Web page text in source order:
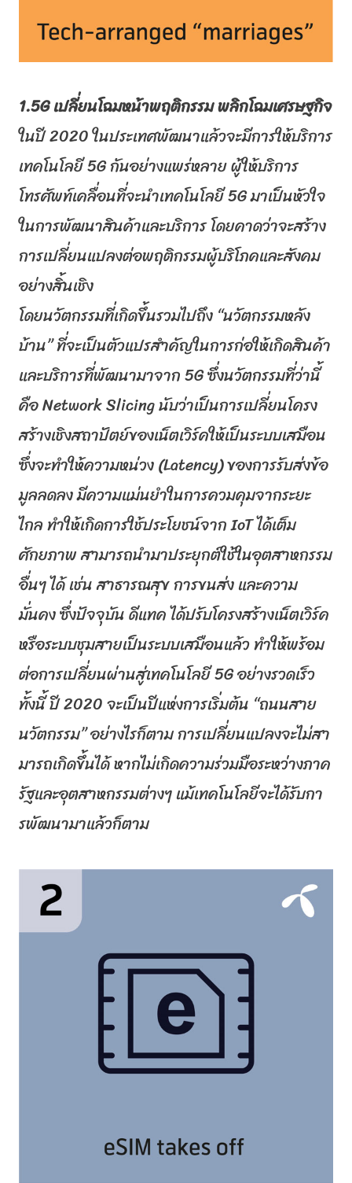
1.5Gเปลี่ยนโฉมหน้าพฤติกรรม พลิกโฉมเศรษฐกิจ
ในปี 2020 ในประเทศพัฒนาแล้วจะมีการให้บริการ
เทคโนโลยี 5Gกันอย่างแพร่หลาย ผู้ให้บริการ
โทรศัพท์เคลื่อนที่จะนำเทคโนโลยี 5Gมาเป็นหัวใจ
ในการพัฒนาสินค้าและบริการ โดยคาดว่าจะสร้าง
การเปลี่ยนแปลงต่อพฤติกรรมผู้บริโภคและสังคม
อย่างสิ้นเชิง
โดยนวัตกรรมที่เกิดขึ้นรวมไปถึง “นวัตกรรมหลัง
บ้าน” ที่จะเป็นตัวแปรสำคัญในการก่อให้เกิดสินค้า
และบริการที่พัฒนามาจาก 5Gซึ่งนวัตกรรมที่ว่านี้
คือNetwork Slicingนับว่าเป็นการเปลี่ยนโครง
สร้างเชิงสถาปัตย์ของเน็ตเวิร์คให้เป็นระบบเสมือน
ซึ่งจะทำให้ความหน่วง (Latency)ของการรับส่งข้อ
มูลลดลง มีความแม่นยำในการควมคุมจากระยะ
ไกล ทำให้เกิดการใช้ประโยชน์จากIoTได้เต็ม
ศักยภาพ สามารถนำมาประยุกต์ใช้ในอุตสาหกรรม
อื่นๆ ได้ เช่น สาธารณสุข การขนส่ง และความ
มั่นคง ซึ่งปัจจุบัน ดีแทค ได้ปรับโครงสร้างเน็ตเวิร์ค
หรือระบบชุมสายเป็นระบบเสมือนแล้ว ทำให้พร้อม
ต่อการเปลี่ยนผ่านสู่เทคโนโลยี 5Gอย่างรวดเร็ว
ทั้งนี้ ปี 2020 จะเป็นปีแห่งการเริ่มต้น “ถนนสาย
นวัตกรรม” อย่างไรก็ตาม การเปลี่ยนแปลงจะไม่สา
มารถเกิดขึ้นได้ หากไม่เกิดความร่วมมือระหว่างภาค
รัฐและอุตสาหกรรมต่างๆ แม้เทคโนโลยีจะได้รับกา
รพัฒนามาแล้วก็ตาม